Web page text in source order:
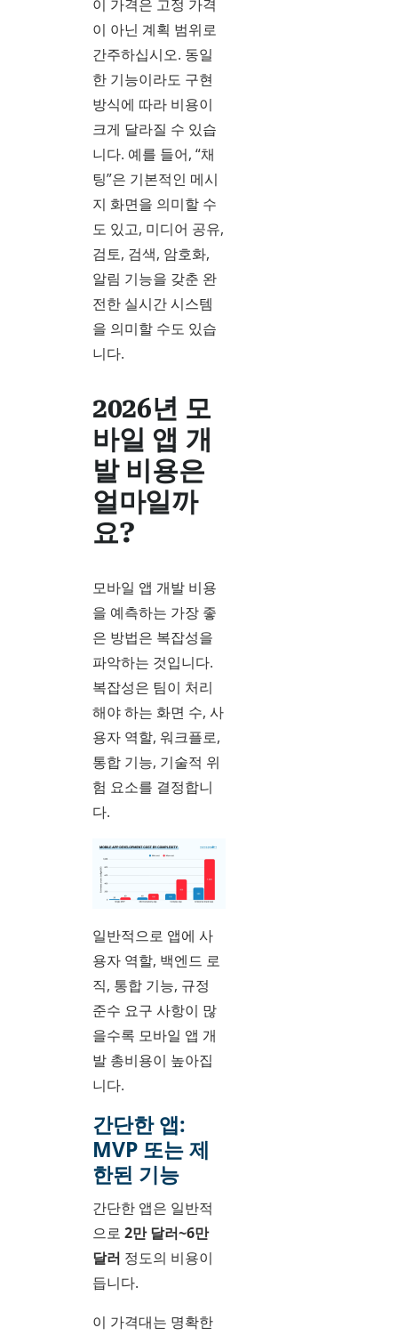
이 가격은 고정 가격
이 아닌 계획 범위로
간주하십시오. 동일
한 기능이라도 구현
방식에 따라 비용이
크게 달라질 수 있습
니다. 예를 들어, “채
팅”은 기본적인 메시
지 화면을 의미할 수
도 있고, 미디어 공유,
검토, 검색, 암호화,
알림 기능을 갖춘 완
전한 실시간 시스템
을 의미할 수도 있습
니다.
2026년 모
바일 앱 개
발 비용은
얼마일까
요?
모바일 앱 개발 비용
을 예측하는 가장 좋
은 방법은 복잡성을
파악하는 것입니다.
복잡성은 팀이 처리
해야 하는 화면 수, 사
용자 역할, 워크플로,
통합 기능, 기술적 위
험 요소를 결정합니
다.
일반적으로 앱에 사
용자 역할, 백엔드 로
직, 통합 기능, 규정
준수 요구 사항이 많
을수록 모바일 앱 개
발 총비용이 높아집
니다.
간단한 앱:
MVP 또는 제
한된 기능
간단한 앱은 일반적
으로 2만 달러~6만
달러 정도의 비용이
듭니다.
이 가격대는 명확한